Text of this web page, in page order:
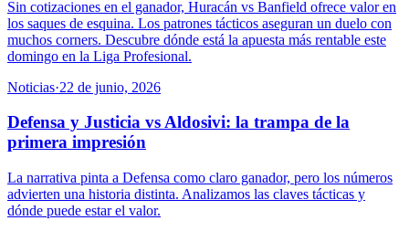
Sin cotizaciones en el ganador, Huracán vs Banfield ofrece valor en
los saques de esquina. Los patrones tácticos aseguran un duelo con
muchos corners. Descubre dónde está la apuesta más rentable este
domingo en la Liga Profesional.
Noticias·22 de junio, 2026
Defensa y Justicia vs Aldosivi: la trampa de la
primera impresión
La narrativa pinta a Defensa como claro ganador, pero los números
advierten una historia distinta. Analizamos las claves tácticas y
dónde puede estar el valor.